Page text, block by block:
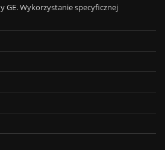
GE. Wykorzystanie specyficznej